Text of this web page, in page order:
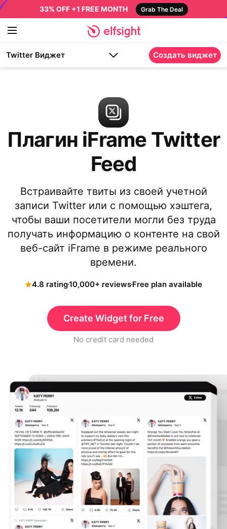
33% OFF +1 FREE MONTH Grab The Deal
Twitter Виджет Создать виджет
Плагин iFrame Twitter
Feed
Встраивайте твиты из своей учетной
записи Twitter или с помощью хэштега,
чтобы ваши посетители могли без труда
получать информацию о контенте на свой
веб-сайт iFrame в режиме реального
времени.
4.8 rating10,000+ reviewsFree plan available
Create Widget for Free
No credit card needed